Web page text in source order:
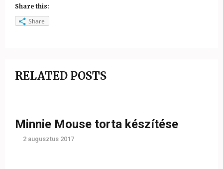
Share this:
Share
RELATED POSTS
Minnie Mouse torta készítése
2 augusztus 2017